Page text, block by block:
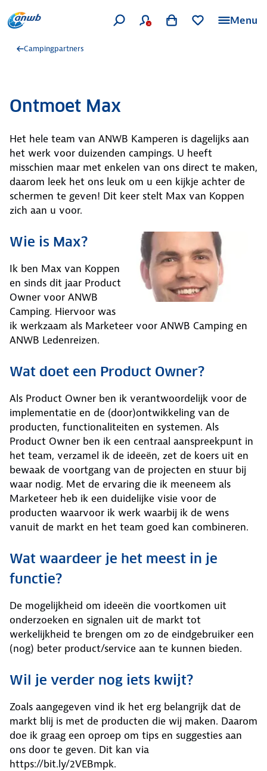
Menu
Campingpartners
Ontmoet Max
Het hele team van ANWB Kamperen is dagelijks aan
het werk voor duizenden campings. U heeft
misschien maar met enkelen van ons direct te maken,
daarom leek het ons leuk om u een kijkje achter de
schermen te geven! Dit keer stelt Max van Koppen
zich aan u voor.
Wie is Max?
Ik ben Max van Koppen
en sinds dit jaar Product
Owner voor ANWB
Camping. Hiervoor was
ik werkzaam als Marketeer voor ANWB Camping en
ANWB Ledenreizen.
Wat doet een Product Owner?
Als Product Owner ben ik verantwoordelijk voor de
implementatie en de (door)ontwikkeling van de
producten, functionaliteiten en systemen. Als
Product Owner ben ik een centraal aanspreekpunt in
het team, verzamel ik de ideeën, zet de koers uit en
bewaak de voortgang van de projecten en stuur bij
waar nodig. Met de ervaring die ik meeneem als
Marketeer heb ik een duidelijke visie voor de
producten waarvoor ik werk waarbij ik de wens
vanuit de markt en het team goed kan combineren.
Wat waardeer je het meest in je
functie?
De mogelijkheid om ideeën die voortkomen uit
onderzoeken en signalen uit de markt tot
werkelijkheid te brengen om zo de eindgebruiker een
(nog) beter product/service aan te kunnen bieden.
Wil je verder nog iets kwijt?
Zoals aangegeven vind ik het erg belangrijk dat de
markt blij is met de producten die wij maken. Daarom
doe ik graag een oproep om tips en suggesties aan
ons door te geven. Dit kan via
https://bit.ly/2VEBmpk.